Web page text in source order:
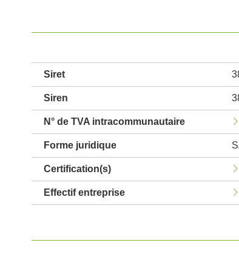
Siret
Siren
N° de TVA intracommunautaire
Forme juridique
Certification(s)
Effectif entreprise